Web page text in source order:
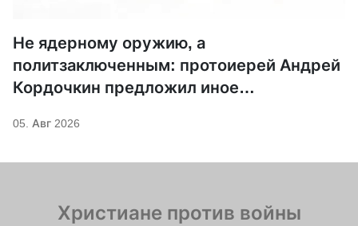
Не ядерному оружию, а
политзаключенным: протоиерей Андрей
Кордочкин предложил иное
Саровского
05. Авг 2026
Христиане против войны